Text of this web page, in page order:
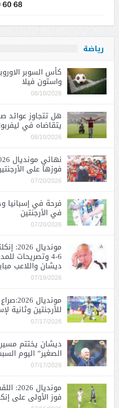
رياضة
كأس السوبر
واستون فيلا
08/10/2026
هل تتجاوز عوائد
يتقاضاه في
08/10/2026
فوزها على الأرجنتين 1 – 0 بعد وقت
07/20/2026
فرحة في إسبانيا
في الأرجنتين
07/20/2026
6-4 وتصريحات
ديشان واللاعب
07/19/2026
للأرجنتين وثانية
07/17/2026
ديشان يختتم
الصغير” اليوم
07/17/2026
فوز الأولى على